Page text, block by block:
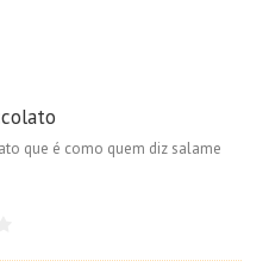
que é como quem diz salame